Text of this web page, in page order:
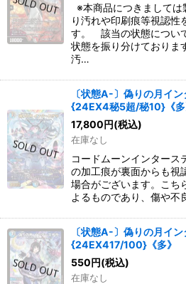
※本商品につきましては
り汚れや印刷痕等視認性
す。 該当の状態につい
状態を振り分けておりま
汚…
〔状態A-〕偽りの月イン
{24EX4秘5超/秘10}《多
17,800円(税込)
在庫なし
コードムーンインター
の加工痕が裏面からも視
場合がございます。こち
よるものであり、傷や
〔状態A-〕偽りの月イン
{24EX417/100}《多》
550円(税込)
在庫なし